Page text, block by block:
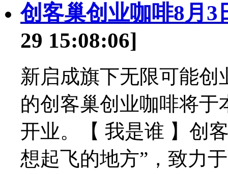
创客巢创业咖啡8月3
29 15:08:06]
新启成旗下无限可能
的创客巢创业咖啡将于
开业。【 我是谁 】创
想起飞的地方”，致力